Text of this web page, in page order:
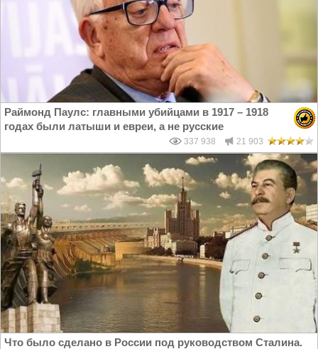
Раймонд Паулс: главными убийцами в 1917 – 1918
годах были латыши и евреи, а не русские
337 938 21 903
Что было сделано в России под руководством Сталина.